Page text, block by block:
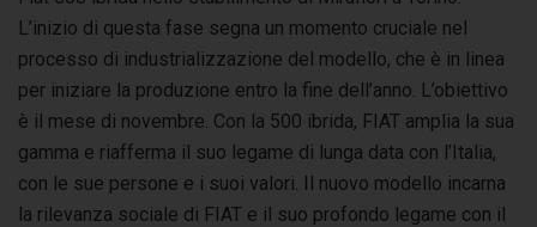
L’inizio di questa fase segna un momento cruciale nel
processo di industrializzazione del modello, che è in linea
per iniziare la produzione entro la fine dell’anno. L’obiettivo
è il mese di novembre. Con la 500 ibrida, FIAT amplia la sua
gamma e riafferma il suo legame di lunga data con l’Italia,
con le sue persone e i suoi valori. Il nuovo modello incarna
la rilevanza sociale di FIAT e il suo profondo legame con il